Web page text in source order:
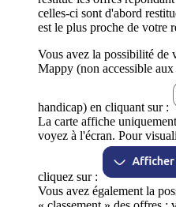
celles-ci sont d'abord
est le plus proche de votre
Vous avez la possibilité de
Mappy (non accessible
handicap) en cliquant sur :
La carte affiche
voyez à l'écran. Pour
cliquez sur :
Vous avez également la